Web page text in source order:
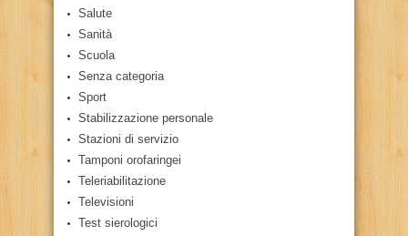
Salute
Sanità
Scuola
Senza categoria
Sport
Stabilizzazione personale
Stazioni di servizio
Tamponi orofaringei
Teleriabilitazione
Televisioni
Test sierologici